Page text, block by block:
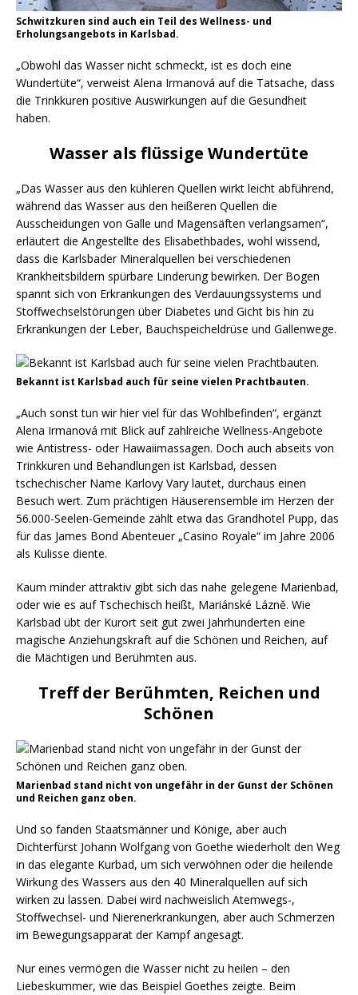
Schwitzkuren sind auch ein Teil des Wellness- und
Erholungsangebots in Karlsbad.
„Obwohl das Wasser nicht schmeckt, ist es doch eine
Wundertüte“, verweist Alena Irmanová auf die Tatsache, dass
die Trinkkuren positive Auswirkungen auf die Gesundheit
haben.
Wasser als flüssige Wundertüte
„Das Wasser aus den kühleren Quellen wirkt leicht abführend,
während das Wasser aus den heißeren Quellen die
Ausscheidungen von Galle und Magensäften verlangsamen“,
erläutert die Angestellte des Elisabethbades, wohl wissend,
dass die Karlsbader Mineralquellen bei verschiedenen
Krankheitsbildern spürbare Linderung bewirken. Der Bogen
spannt sich von Erkrankungen des Verdauungssystems und
Stoffwechselstörungen über Diabetes und Gicht bis hin zu
Erkrankungen der Leber, Bauchspeicheldrüse und Gallenwege.
Bekannt ist Karlsbad auch für seine vielen Prachtbauten.
„Auch sonst tun wir hier viel für das Wohlbefinden“, ergänzt
Alena Irmanová mit Blick auf zahlreiche Wellness-Angebote
wie Antistress- oder Hawaiimassagen. Doch auch abseits von
Trinkkuren und Behandlungen ist Karlsbad, dessen
tschechischer Name Karlovy Vary lautet, durchaus einen
Besuch wert. Zum prächtigen Häuserensemble im Herzen der
56.000-Seelen-Gemeinde zählt etwa das Grandhotel Pupp, das
für das James Bond Abenteuer „Casino Royale“ im Jahre 2006
als Kulisse diente.
Kaum minder attraktiv gibt sich das nahe gelegene Marienbad,
oder wie es auf Tschechisch heißt, Mariánské Lázně. Wie
Karlsbad übt der Kurort seit gut zwei Jahrhunderten eine
magische Anziehungskraft auf die Schönen und Reichen, auf
die Mächtigen und Berühmten aus.
Treff der Berühmten, Reichen und
Schönen
Marienbad stand nicht von ungefähr in der Gunst der Schönen
und Reichen ganz oben.
Und so fanden Staatsmänner und Könige, aber auch
Dichterfürst Johann Wolfgang von Goethe wiederholt den Weg
in das elegante Kurbad, um sich verwöhnen oder die heilende
Wirkung des Wassers aus den 40 Mineralquellen auf sich
wirken zu lassen. Dabei wird nachweislich Atemwegs-,
Stoffwechsel- und Nierenerkrankungen, aber auch Schmerzen
im Bewegungsapparat der Kampf angesagt.
Nur eines vermögen die Wasser nicht zu heilen – den
Liebeskummer, wie das Beispiel Goethes zeigte. Beim